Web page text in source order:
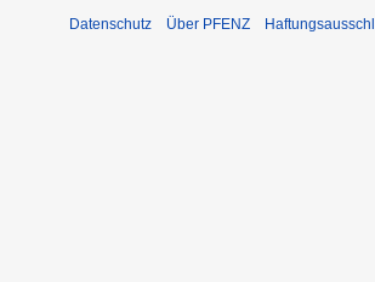
Datenschutz Über PFENZ